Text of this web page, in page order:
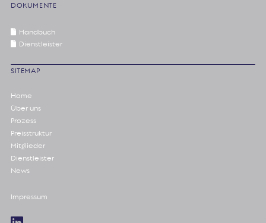
DOKUMENTE
Handbuch
Dienstleister
SITEMAP
Home
Über uns
Prozess
Preisstruktur
Mitglieder
Dienstleister
News
Impressum